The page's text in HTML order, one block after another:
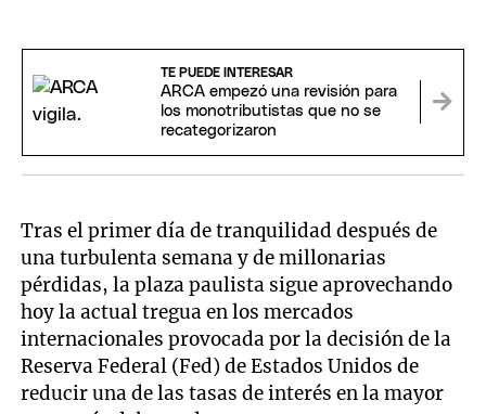
TE PUEDE INTERESAR
ARCA empezó una revisión para
los monotributistas que no se
recategorizaron
Tras el primer día de tranquilidad después de
una turbulenta semana y de millonarias
pérdidas, la plaza paulista sigue aprovechando
hoy la actual tregua en los mercados
internacionales provocada por la decisión de la
Reserva Federal (Fed) de Estados Unidos de
reducir una de las tasas de interés en la mayor